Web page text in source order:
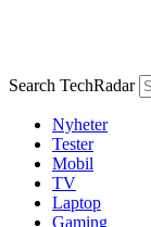
Search TechRadar
Nyheter
Tester
Mobil
TV
Laptop
Gaming